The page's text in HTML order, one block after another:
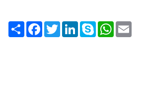
Share FacebookTwitterLinkedInSkype WhatsApp